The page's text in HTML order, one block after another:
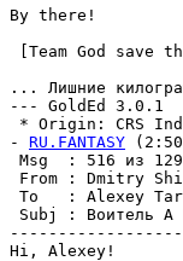
By there!
[Team God save
... Лишние
--- GoldEd 3.0.1
* Origin: CRS
- RU.FANTASY
Msg  :
From : Dmitry
To   : Alexey
Subj :
Hi, Alexey!